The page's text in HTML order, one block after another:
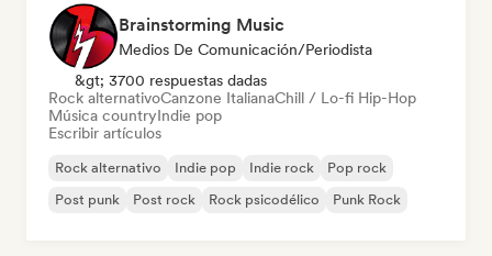
Brainstorming Music
Medios De Comunicación/Periodista
&gt; 3700 respuestas dadas
Rock alternativoCanzone ItalianaChill / Lo-fi Hip-Hop
Música countryIndie pop
Escribir artículos
Rock alternativo Indie pop Indie rock
Pop rock
Post punk
Post rock Rock psicodélico Punk Rock